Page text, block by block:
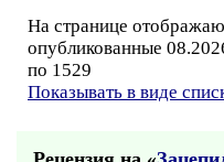
На странице
опубликованные
по 1529
Показывать в виде